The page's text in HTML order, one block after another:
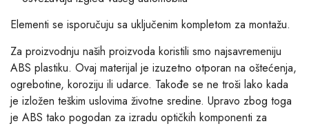
Elementi se isporučuju sa uključenim kompletom za montažu.
Za proizvodnju naših proizvoda koristili smo najsavremeniju
ABS plastiku. Ovaj materijal je izuzetno otporan na oštećenja,
ogrebotine, koroziju ili udarce. Takođe se ne troši lako kada
je izložen teškim uslovima životne sredine. Upravo zbog toga
je ABS tako pogodan za izradu optičkih komponenti za